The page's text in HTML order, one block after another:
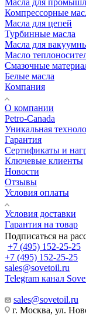
Масла для
Компрессорные
Масла для цепей
Турбинные масла
Масла для
Масло
Смазочные
Белые масла
Компания
О компании
Petro-Сanada
Уникальная
Гарантия
Сертификаты и
Ключевые клиенты
Новости
Отзывы
Условия оплаты
Условия доставки
Гарантия на товар
Подписаться на
+7 (495) 152-25-25
+7 (495) 152-25-25
sales@sovetoil.ru
Telegram канал
sales@sovetoil.ru
г. Москва, ул.